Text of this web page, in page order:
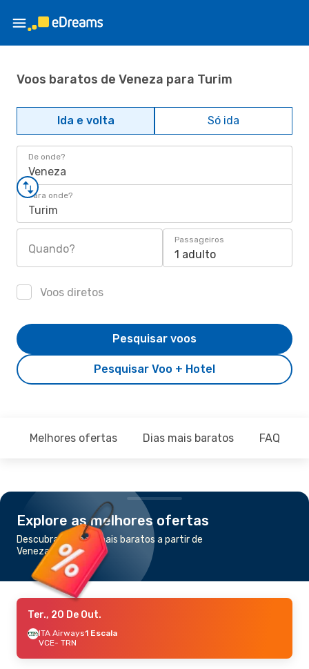
Voos baratos de Veneza para Turim
Ida e volta Só ida
De onde?
Veneza
Para onde?
Turim
Quando?
Passageiros
1 adulto
Voos diretos
Pesquisar Voo + Hotel
Pesquisar voos
Melhores ofertas Dias mais baratos FAQ
Explore as melhores ofertas
Descubra os voos mais baratos a partir de
Veneza para Turim
Ter., 20 De Out.
ITA Airways1 Escala
VCE- TRN